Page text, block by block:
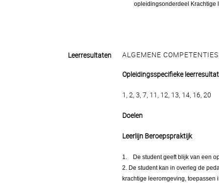
opleidingsonderdeel Krachtige
Leerresultaten ALGEMENE COMPETENTIES
Opleidingsspecifieke
1, 2, 3, 7, 11, 12, 13, 14, 16, 20
Doelen
Leerlijn Beroepspraktijk
1.
De student geeft blijk van een
2. De student kan in overleg de
krachtige leeromgeving, toepassen